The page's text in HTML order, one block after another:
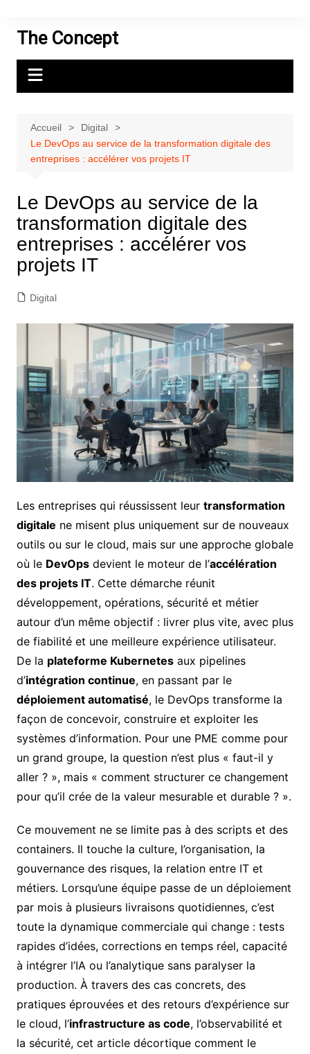
contenuThe Concept
Accueil
Digital
Le DevOps au service de la transformation digitale des
entreprises : accélérer vos projets IT
Le DevOps au service de la
transformation digitale des
entreprises : accélérer vos
projets IT
Digital
Les entreprises qui réussissent leur transformation
digitale ne misent plus uniquement sur de nouveaux
outils ou sur le cloud, mais sur une approche globale
où le DevOpsdevient le moteur de l’accélération
des projets IT. Cette démarche réunit
développement, opérations, sécurité et métier
autour d’un même objectif : livrer plus vite, avec plus
de fiabilité et une meilleure expérience utilisateur.
De la plateforme Kubernetesaux pipelines
d’intégration continue, en passant par le
déploiement automatisé, le DevOps transforme la
façon de concevoir, construire et exploiter les
systèmes d’information. Pour une PME comme pour
un grand groupe, la question n’est plus « faut-il y
aller ? », mais « comment structurer ce changement
pour qu’il crée de la valeur mesurable et durable ? ».
Ce mouvement ne se limite pas à des scripts et des
containers. Il touche la culture, l’organisation, la
gouvernance des risques, la relation entre IT et
métiers. Lorsqu’une équipe passe de un déploiement
par mois à plusieurs livraisons quotidiennes, c’est
toute la dynamique commerciale qui change : tests
rapides d’idées, corrections en temps réel, capacité
à intégrer l’IA ou l’analytique sans paralyser la
production. À travers des cas concrets, des
pratiques éprouvées et des retours d’expérience sur
le cloud, l’infrastructure as code, l’observabilité et
la sécurité, cet article décortique comment le